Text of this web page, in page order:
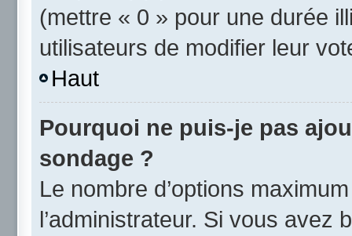
(mettre « 0 » pour une durée
utilisateurs de modifier leur
Haut
Pourquoi ne puis-je pas
sondage ?
Le nombre d’options
l’administrateur. Si vous avez